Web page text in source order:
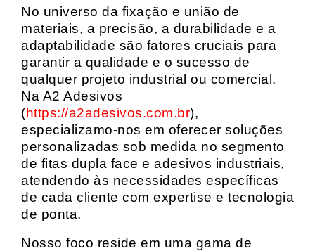
No universo da fixação e união de
materiais, a precisão, a durabilidade e a
adaptabilidade são fatores cruciais para
garantir a qualidade e o sucesso de
qualquer projeto industrial ou comercial.
Na A2 Adesivos
(https://a2adesivos.com.br),
especializamo-nos em oferecer soluções
personalizadas sob medida no segmento
de fitas dupla face e adesivos industriais,
atendendo às necessidades específicas
de cada cliente com expertise e tecnologia
de ponta.
Nosso foco reside em uma gama de